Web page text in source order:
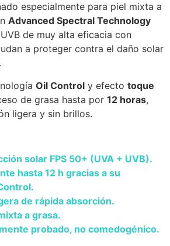
especialmente para piel mixta a
Advanced Spectral Technology
de muy alta eficacia con
a proteger contra el daño solar
Oil Control y efecto toque
de grasa hasta por 12 horas,
ligera y sin brillos.
solar FPS 50+ (UVA + UVB).
hasta 12 h gracias a su
de rápida absorción.
a grasa.
probado, no comedogénico.